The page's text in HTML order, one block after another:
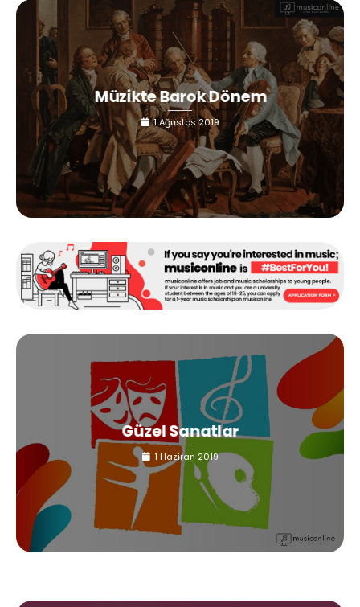
Müzikte Barok Dönem
1 Ağustos 2019
Güzel Sanatlar
1 Haziran 2019